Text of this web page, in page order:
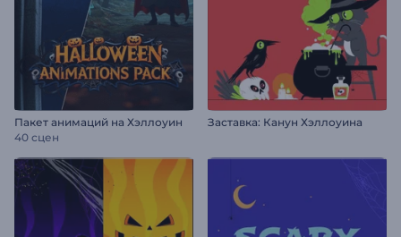
Пакет анимаций на Хэллоуин
40 сцен
Заставка: Канун Хэллоуина